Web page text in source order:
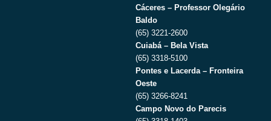
Cáceres – Professor Olegário
Baldo
(65) 3221-2600
Cuiabá – Bela Vista
(65) 3318-5100
Pontes e Lacerda – Fronteira
Oeste
(65) 3266-8241
Campo Novo do Parecis